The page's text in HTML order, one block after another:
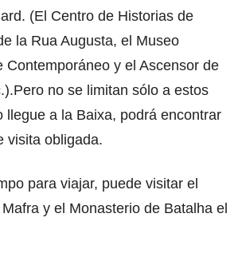
(El Centro de Historias de
la Rua Augusta, el Museo
Contemporáneo y el Ascensor de
no se limitan sólo a estos
llegue a la Baixa, podrá encontrar
visita obligada.
para viajar, puede visitar el
y el Monasterio de Batalha el